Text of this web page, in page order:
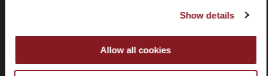
Show details
Allow all cookies